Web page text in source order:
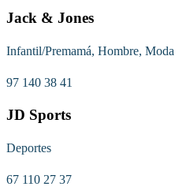
Jack & Jones
Infantil/Premamá, Hombre, Moda
97 140 38 41
JD Sports
Deportes
67 110 27 37